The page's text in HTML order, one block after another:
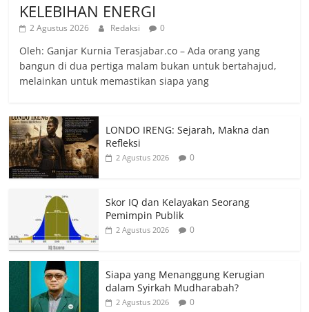
KELEBIHAN ENERGI
2 Agustus 2026 Redaksi 0
Oleh: Ganjar Kurnia Terasjabar.co – Ada orang yang
bangun di dua pertiga malam bukan untuk bertahajud,
melainkan untuk memastikan siapa yang
LONDO IRENG: Sejarah, Makna dan
Refleksi
2 Agustus 2026 0
Skor IQ dan Kelayakan Seorang
Pemimpin Publik
2 Agustus 2026 0
Siapa yang Menanggung Kerugian
dalam Syirkah Mudharabah?
2 Agustus 2026 0